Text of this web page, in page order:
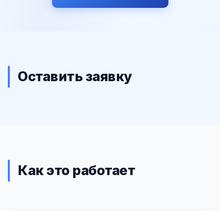
Оставить заявку
Как это работает